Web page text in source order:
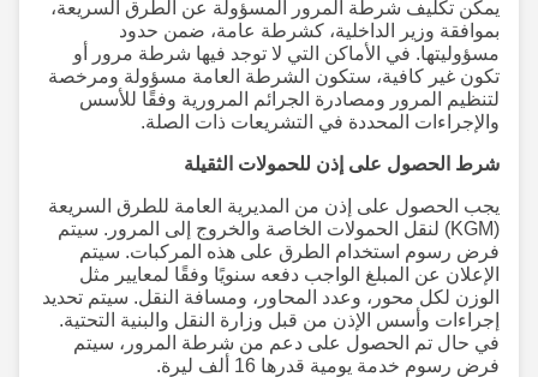
يمكن تكليف شرطة المرور المسؤولة عن الطرق السريعة،
بموافقة وزير الداخلية، كشرطة عامة، ضمن حدود
مسؤوليتها. في الأماكن التي لا توجد فيها شرطة مرور أو
تكون غير كافية، ستكون الشرطة العامة مسؤولة ومرخصة
لتنظيم المرور ومصادرة الجرائم المرورية وفقًا للأسس
والإجراءات المحددة في التشريعات ذات الصلة.
شرط الحصول على إذن للحمولات الثقيلة
يجب الحصول على إذن من المديرية العامة للطرق السريعة
(KGM) لنقل الحمولات الخاصة والخروج إلى المرور. سيتم
فرض رسوم استخدام الطرق على هذه المركبات. سيتم
الإعلان عن المبلغ الواجب دفعه سنويًا وفقًا لمعايير مثل
الوزن لكل محور، وعدد المحاور، ومسافة النقل. سيتم تحديد
إجراءات وأسس الإذن من قبل وزارة النقل والبنية التحتية.
في حال تم الحصول على دعم من شرطة المرور، سيتم
فرض رسوم خدمة يومية قدرها 16 ألف ليرة.